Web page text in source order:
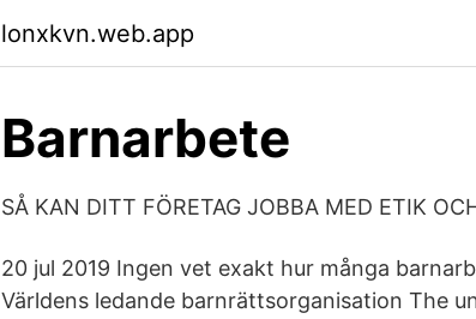
lonxkvn.web.app
Barnarbete
SÅ KAN DITT FÖRETAG JOBBA MED ETIK
20 jul 2019 Ingen vet exakt hur många
Världens ledande barnrättsorganisation The